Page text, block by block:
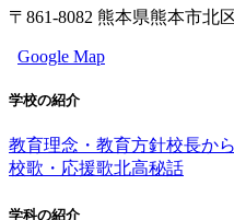
〒861-8082 熊本県熊本市北
Google Map
学校の紹介
教育理念・教育方針校長から
校歌・応援歌北高秘話
学科の紹介